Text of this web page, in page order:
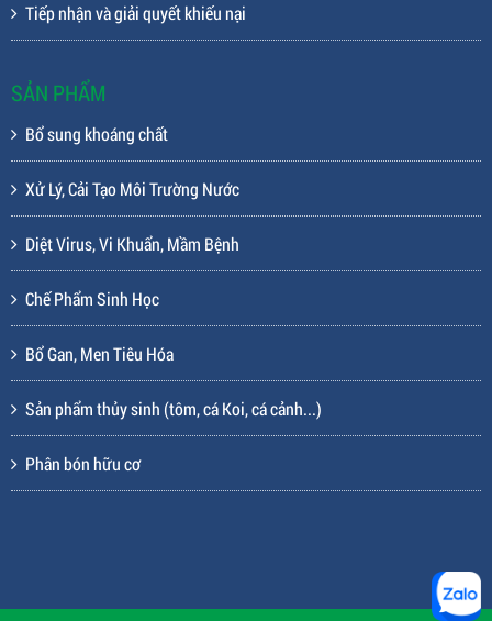
Tiếp nhận và giải quyết khiếu nại
SẢN PHẨM
Bổ sung khoáng chất
Xử Lý, Cải Tạo Môi Trường Nước
Diệt Virus, Vi Khuẩn, Mầm Bệnh
Chế Phẩm Sinh Học
Bổ Gan, Men Tiêu Hóa
Sản phẩm thủy sinh (tôm, cá Koi, cá cảnh...)
Phân bón hữu cơ